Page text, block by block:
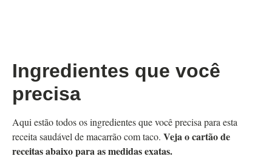
Ingredientes que você
precisa
Aqui estão todos os ingredientes que você precisa para esta
receita saudável de macarrão com taco. Veja o cartão de
receitas abaixo para as medidas exatas.